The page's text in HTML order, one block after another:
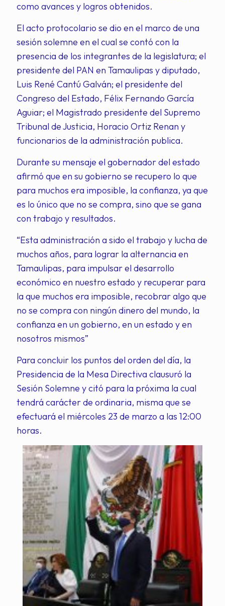
como avances y logros obtenidos.
El acto protocolario se dio en el marco de una
sesión solemne en el cual se contó con la
presencia de los integrantes de la legislatura; el
presidente del PAN en Tamaulipas y diputado,
Luis René Cantú Galván; el presidente del
Congreso del Estado, Félix Fernando García
Aguiar; el Magistrado presidente del Supremo
Tribunal de Justicia, Horacio Ortiz Renan y
funcionarios de la administración publica.
Durante su mensaje el gobernador del estado
afirmó que en su gobierno se recupero lo que
para muchos era imposible, la confianza, ya que
es lo único que no se compra, sino que se gana
con trabajo y resultados.
“Esta administración a sido el trabajo y lucha de
muchos años, para lograr la alternancia en
Tamaulipas, para impulsar el desarrollo
económico en nuestro estado y recuperar para
la que muchos era imposible, recobrar algo que
no se compra con ningún dinero del mundo, la
confianza en un gobierno, en un estado y en
nosotros mismos”
Para concluir los puntos del orden del día, la
Presidencia de la Mesa Directiva clausuró la
Sesión Solemne y citó para la próxima la cual
tendrá carácter de ordinaria, misma que se
efectuará el miércoles 23 de marzo a las 12:00
horas.